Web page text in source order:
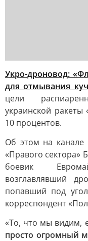
Укро-дроновод:
для отмывания
цели
украинской
10 процентов.
Об этом на канале
«Правого сектора»
боевик
возглавлявший
попавший под
корреспондент
«То, что мы видим,
просто огромный